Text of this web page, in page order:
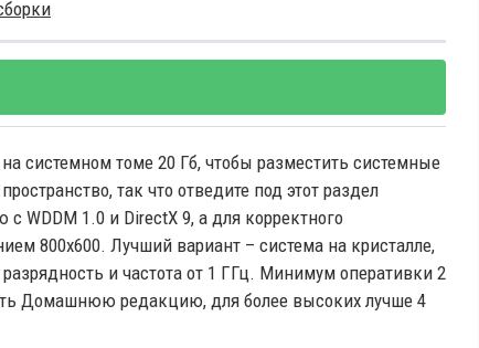
системном томе 20 Гб, чтобы разместить системные
так что отведите под этот раздел
WDDM 1.0 и DirectX 9, а для корректного
800x600. Лучший вариант – система на кристалле,
и частота от 1 ГГц. Минимум оперативки 2
Домашнюю редакцию, для более высоких лучше 4